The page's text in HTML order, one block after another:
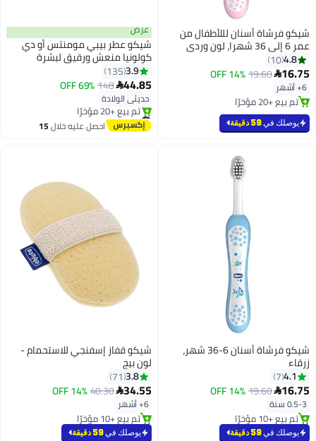
شيكو فرشاة أسنان لللأطفال من
عمر 6 إلى 36 شهرا، لون وردي
4.8
10
16.75
19.60
14% OFF
6+ أشهر
تم بيع +20 مؤخرًا
تم بيع +20 مؤخرًا
يوصلك في59 دقيقة
عرض
شيكو عطر بيبي مومنتس أو دي
كولونيا منعش ورقيق لبشرة
الأطفال من عمر 0 شهر فما فوق
سعة 100 مل
3.9
135
44.85
148
69% OFF
حديثي الولادة
#14 في عطور وكولونيا
توصيل مجاني
تم بيع +20 مؤخرًا
احصل عليه خلال15
شيكو فرشاة أسنان 6-36 شهر،
زرقاء
4.1
7
16.75
19.60
14% OFF
0.5-3 سنة
تم بيع +10 مؤخرًا
تم بيع +10 مؤخرًا
يوصلك في59 دقيقة
شيكو قفاز إسفنجي للاستحمام -
لون بيج
3.8
71
34.55
40.30
14% OFF
6+ أشهر
تم بيع +10 مؤخرًا
تم بيع +10 مؤخرًا
يوصلك في59 دقيقة